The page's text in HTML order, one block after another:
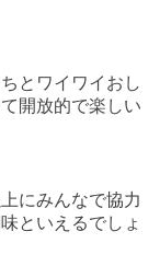
とワイワイおし
開放的で楽しい
にみんなで協力
といえるでしょ